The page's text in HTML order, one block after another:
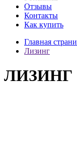
Отзывы
Контакты
Как купить
Главная
Лизинг
ЛИЗИНГ